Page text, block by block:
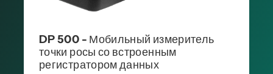
DP 500 - Мобильный измеритель
точки росы со встроенным
регистратором данных